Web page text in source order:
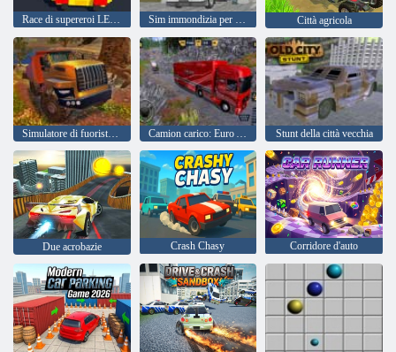
Città agricola
Stunt della città vecchia
Due acrobazie Crash Chasy Corridore d'auto